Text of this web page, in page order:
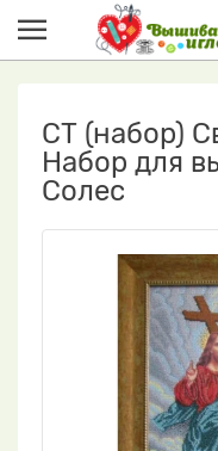
СТ (набор)
Набор для
Солес